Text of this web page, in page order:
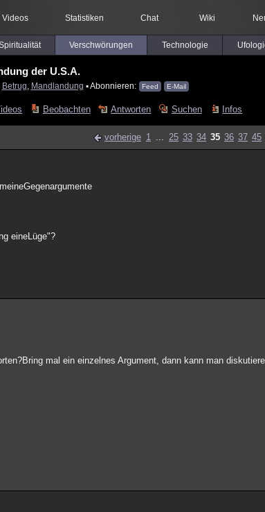
Videos Statistiken Chat Wiki
Verschwörungen Technologie
der U.S.A.
Betrug Mandlandung ▪ Abonnieren: Feed E-Mail
Beobachten Antworten Suchen Infos
vorherige 1 ... 25 33 34 35 36 37 45
eineLüge"?
mal ein einzelnes Argument, dann kann man